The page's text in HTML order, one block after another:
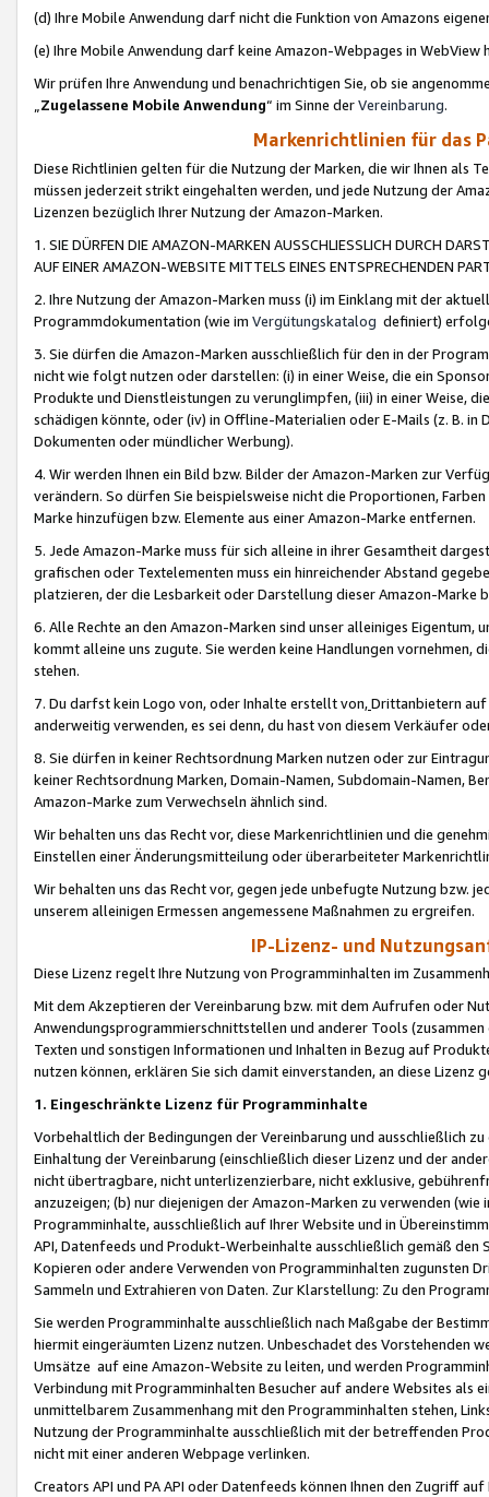
(d) Ihre Mobile Anwendung darf nicht die Funktion von Amazons
(e) Ihre Mobile Anwendung darf keine Amazon-Webpages in WebView
Wir prüfen Ihre Anwendung und benachrichtigen Sie, ob sie
„Zugelassene Mobile Anwendung“ im Sinne derVereinbarung.
Markenrichtlinien für das
Diese Richtlinien gelten für die Nutzung der Marken, die wir Ihnen als
müssen jederzeit strikt eingehalten werden, und jede Nutzung der
Lizenzen bezüglich Ihrer Nutzung der Amazon-Marken.
1. SIE DÜRFEN DIE AMAZON-MARKEN AUSSCHLIESSLICH DURCH
AUF EINER AMAZON-WEBSITE MITTELS EINES ENTSPRECHENDEN
2. Ihre Nutzung der Amazon-Marken muss (i) im Einklang mit der
Programmdokumentation (wie im Vergütungskatalog definiert)
3. Sie dürfen die Amazon-Marken ausschließlich für den in der
nicht wie folgt nutzen oder darstellen: (i) in einer Weise, die ein
Produkte und Dienstleistungen zu verunglimpfen, (iii) in einer Weise,
schädigen könnte, oder (iv) in Offline-Materialien oder E-Mails (z. B. in
Dokumenten oder mündlicher Werbung).
4. Wir werden Ihnen ein Bild bzw. Bilder der Amazon-Marken zur
verändern. So dürfen Sie beispielsweise nicht die Proportionen,
Marke hinzufügen bzw. Elemente aus einer Amazon-Marke entfernen.
5. Jede Amazon-Marke muss für sich alleine in ihrer Gesamtheit
grafischen oder Textelementen muss ein hinreichender Abstand
platzieren, der die Lesbarkeit oder Darstellung dieser Amazon-Marke
6. Alle Rechte an den Amazon-Marken sind unser alleiniges
kommt alleine uns zugute. Sie werden keine Handlungen vornehmen,
stehen.
7. Du darfst kein Logo von, oder Inhalte erstellt von,Drittanbietern auf
anderweitig verwenden, es sei denn, du hast von diesem Verkäufer
8. Sie dürfen in keiner Rechtsordnung Marken nutzen oder zur
keiner Rechtsordnung Marken, Domain-Namen, Subdomain-Namen,
Amazon-Marke zum Verwechseln ähnlich sind.
Wir behalten uns das Recht vor, diese Markenrichtlinien und die
Einstellen einer Änderungsmitteilung oder überarbeiteter
Wir behalten uns das Recht vor, gegen jede unbefugte Nutzung bzw.
unserem alleinigen Ermessen angemessene Maßnahmen zu ergreifen.
IP-Lizenz- und
Diese Lizenz regelt Ihre Nutzung von Programminhalten im
Mit dem Akzeptieren der Vereinbarung bzw. mit dem Aufrufen oder
Anwendungsprogrammierschnittstellen und anderer Tools (zusammen
Texten und sonstigen Informationen und Inhalten in Bezug auf
nutzen können, erklären Sie sich damit einverstanden, an diese Lizenz
1. Eingeschränkte Lizenz für Programminhalte
Vorbehaltlich der Bedingungen der Vereinbarung und ausschließlich
Einhaltung der Vereinbarung (einschließlich dieser Lizenz und der
nicht übertragbare, nicht unterlizenzierbare, nicht exklusive,
anzuzeigen; (b) nur diejenigen der Amazon-Marken zu verwenden
Programminhalte, ausschließlich auf Ihrer Website und in
API, Datenfeeds und Produkt-Werbeinhalte ausschließlich gemäß
Kopieren oder andere Verwenden von Programminhalten zugunsten
Sammeln und Extrahieren von Daten. Zur Klarstellung: Zu den
Sie werden Programminhalte ausschließlich nach Maßgabe der
hiermit eingeräumten Lizenz nutzen. Unbeschadet des Vorstehenden
Umsätze auf eine Amazon-Website zu leiten, und werden
Verbindung mit Programminhalten Besucher auf andere Websites als
unmittelbarem Zusammenhang mit den Programminhalten stehen,
Nutzung der Programminhalte ausschließlich mit der betreffenden
nicht mit einer anderen Webpage verlinken.
Creators API und PA API oder Datenfeeds können Ihnen den Zugriff